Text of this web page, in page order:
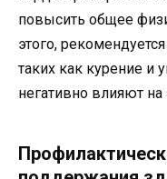
повысить общее
этого,
таких как курение и
негативно влияют